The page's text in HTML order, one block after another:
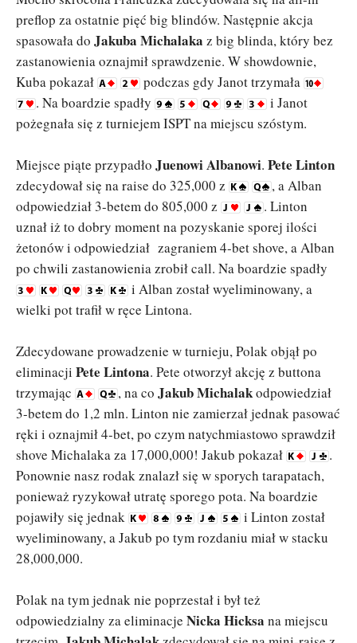
preflop za ostatnie pięć big blindów. Następnie akcja
spasowała do Jakuba Michalaka z big blinda, który bez
zastanowienia oznajmił sprawdzenie. W showdownie,
Kuba pokazał
podczas gdy Janot trzymała
. Na boardzie spadły
i Janot
pożegnała się z turniejem ISPT na miejscu szóstym.
Miejsce piąte przypadło Juenowi Albanowi. Pete Linton
zdecydował się na raise do 325,000 z
, a Alban
odpowiedział 3-betem do 805,000 z
. Linton
uznał iż to dobry moment na pozyskanie sporej ilości
żetonów i odpowiedział zagraniem 4-bet shove, a Alban
po chwili zastanowienia zrobił call. Na boardzie spadły
i Alban został wyeliminowany, a
wielki pot trafił w ręce Lintona.
Zdecydowane prowadzenie w turnieju, Polak objął po
eliminacji Pete Lintona. Pete otworzył akcję z buttona
trzymając
, na co Jakub Michalakodpowiedział
3-betem do 1,2 mln. Linton nie zamierzał jednak pasować
ręki i oznajmił 4-bet, po czym natychmiastowo sprawdził
shove Michalaka za 17,000,000! Jakub pokazał
.
Ponownie nasz rodak znalazł się w sporych tarapatach,
ponieważ ryzykował utratę sporego pota. Na boardzie
pojawiły się jednak
i Linton został
wyeliminowany, a Jakub po tym rozdaniu miał w stacku
28,000,000.
Polak na tym jednak nie poprzestał i był też
odpowiedzialny za eliminacje Nicka Hicksa na miejscu